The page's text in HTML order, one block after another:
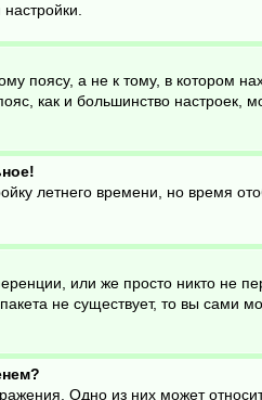
поясу, а не к тому, в котором
как и большинство настроек,
летнего времени, но время
или же просто никто не
пакета не существует, то вы
Одно из них может